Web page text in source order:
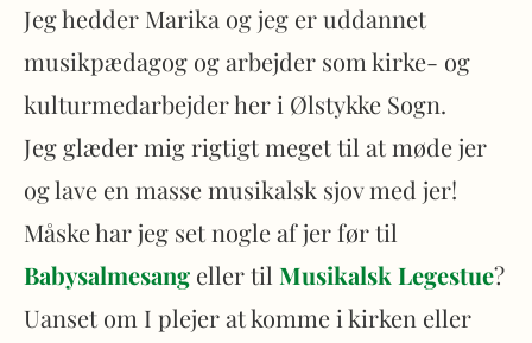
Jeg hedder Marika og jeg er uddannet
musikpædagog og arbejder som kirke- og
kulturmedarbejder her i Ølstykke Sogn.
Jeg glæder mig rigtigt meget til at møde jer
og lave en masse musikalsk sjov med jer!
Måske har jeg set nogle af jer før til
Babysalmesang eller til Musikalsk Legestue?
Uanset om I plejer at komme i kirken eller